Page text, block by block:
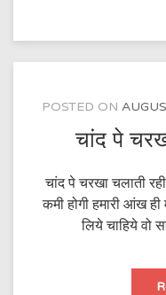
POSTED ON
चांद पे
चांद पे चरखा चलाती
कमी होगी हमारी आंख
लिये चाहिये